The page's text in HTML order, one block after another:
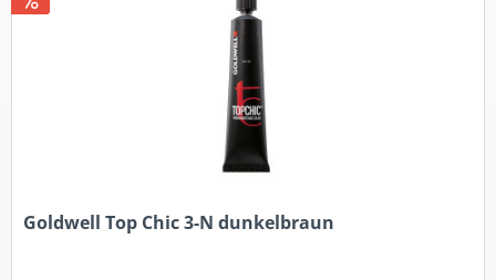
Goldwell Top Chic 3-N dunkelbraun